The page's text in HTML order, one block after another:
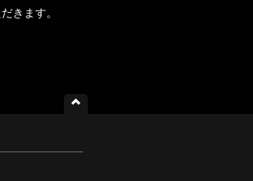
きます。